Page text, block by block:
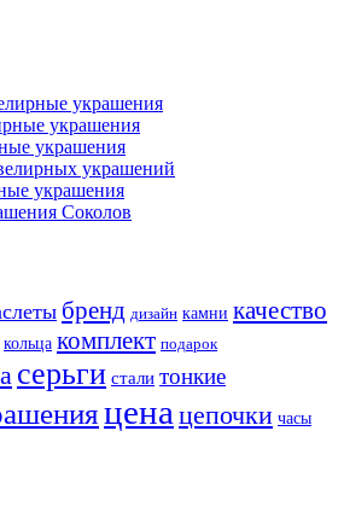
украшения
украшения
украшения
украшений
украшения
Соколов
бренд дизайн камни качество
кольца комплект подарок
серьги стали тонкие
цена цепочки часы